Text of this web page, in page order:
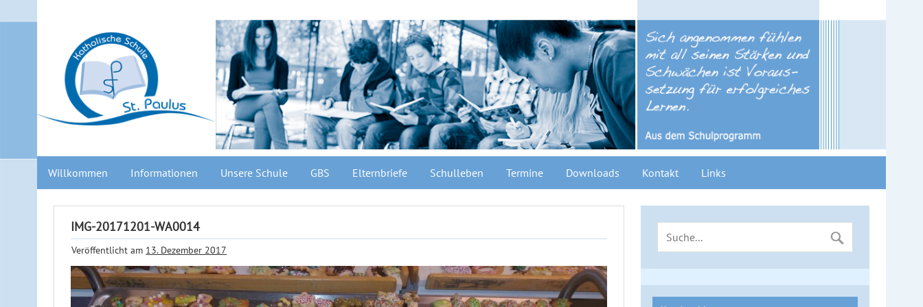
Willkommen Informationen Unsere Schule GBS Elternbriefe Schulleben Termine Downloads Kontakt Links
IMG-20171201-WA0014
Veröffentlicht am 13. Dezember 2017